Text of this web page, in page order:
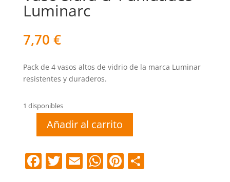
Luminarc
7,70 €
Pack de 4 vasos altos de vidrio de la marca Luminar
resistentes y duraderos.
1 disponibles
c/4
unidades
Añadir al carrito
F T E W Pi C